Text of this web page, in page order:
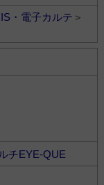
・電子カルテ ＞
チEYE-QUE